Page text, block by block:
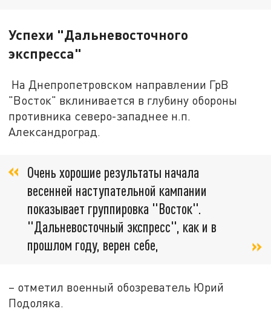
Успехи "Дальневосточного
экспресса"
На Днепропетровском направлении ГрВ
"Восток" вклинивается в глубину обороны
противника северо-западнее н.п.
Александроград.
Очень хорошие результаты начала
весенней наступательной кампании
показывает группировка "Восток".
"Дальневосточный экспресс", как и в
прошлом году, верен себе,
– отметил военный обозреватель Юрий
Подоляка.